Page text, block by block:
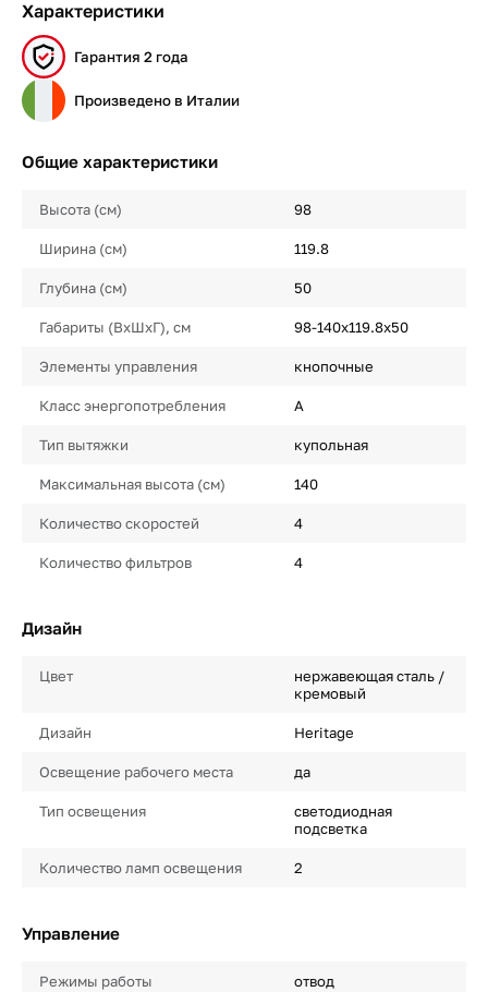
Характеристики
Гарантия 2 года
Произведено в Италии
Общие характеристики
Высота (см) 98
Ширина (см) 119.8
Глубина (см) 50
Габариты (ВхШхГ), см 98-140x119.8x50
Элементы управления кнопочные
Класс энергопотребления A
Тип вытяжки купольная
Максимальная высота (см) 140
Количество скоростей 4
Количество фильтров 4
Дизайн
Цвет
нержавеющая сталь /
кремовый
Дизайн Heritage
Освещение рабочего места да
Тип освещения
светодиодная
подсветка
Количество ламп освещения 2
Управление
Режимы работы отвод